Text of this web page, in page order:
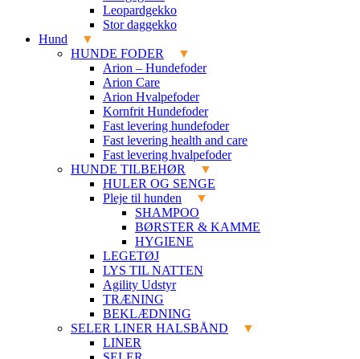
Leopardgekko
Stor daggekko
Hund
HUNDE FODER
Arion – Hundefoder
Arion Care
Arion Hvalpefoder
Kornfrit Hundefoder
Fast levering hundefoder
Fast levering health and care
Fast levering hvalpefoder
HUNDE TILBEHØR
HULER OG SENGE
Pleje til hunden
SHAMPOO
BØRSTER & KAMME
HYGIENE
LEGETØJ
LYS TIL NATTEN
Agility Udstyr
TRÆNING
BEKLÆDNING
SELER LINER HALSBÅND
LINER